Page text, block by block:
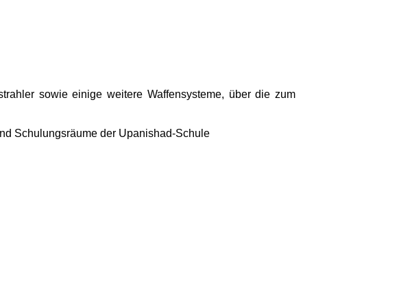
sowie einige weitere Waffensysteme, über die zum
Schulungs­räume der Upanishad-Schule